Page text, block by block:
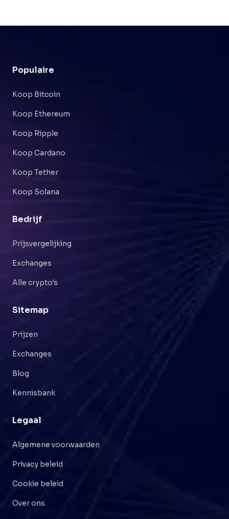
Populaire
Koop Bitcoin
Koop Ethereum
Koop Ripple
Koop Cardano
Koop Tether
Koop Solana
Bedrijf
Prijsvergelijking
Exchanges
Alle crypto's
Sitemap
Prijzen
Exchanges
Blog
Kennisbank
Legaal
Algemene voorwaarden
Privacy beleid
Cookie beleid
Over ons